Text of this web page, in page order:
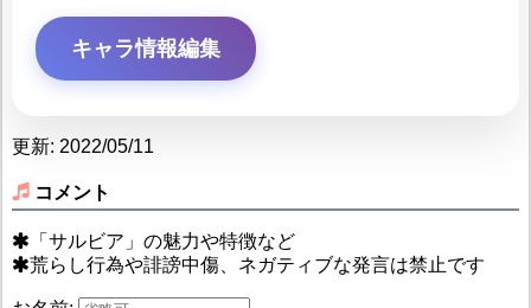
キャラ情報編集
更新: 2022/05/11
コメント
「サルビア」の魅力や特徴など
荒らし行為や誹謗中傷、ネガティブな発言は禁止です